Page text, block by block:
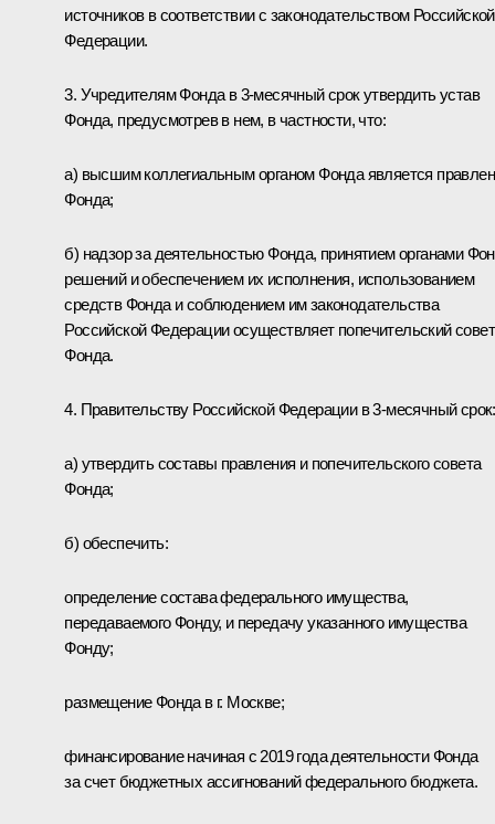
источников в соответствии с законодательством Российской
Федерации.
3. Учредителям Фонда в 3-месячный срок утвердить устав
Фонда, предусмотрев в нем, в частности, что:
а) высшим коллегиальным органом Фонда является
Фонда;
б) надзор за деятельностью Фонда, принятием органами
решений и обеспечением их исполнения, использованием
средств Фонда и соблюдением им законодательства
Российской Федерации осуществляет попечительский совет
Фонда.
4. Правительству Российской Федерации в 3-месячный срок:
а) утвердить составы правления и попечительского совета
Фонда;
б) обеспечить:
определение состава федерального имущества,
передаваемого Фонду, и передачу указанного имущества
Фонду;
размещение Фонда в г. Москве;
финансирование начиная с 2019 года деятельности Фонда
за счет бюджетных ассигнований федерального бюджета.